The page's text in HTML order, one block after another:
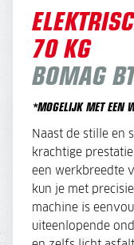
70 KG
BOMAG
*MOGELIJK MET EEN
Naast de stille en
krachtige
een werkbreedte
kun je met
machine is
uiteenlopende